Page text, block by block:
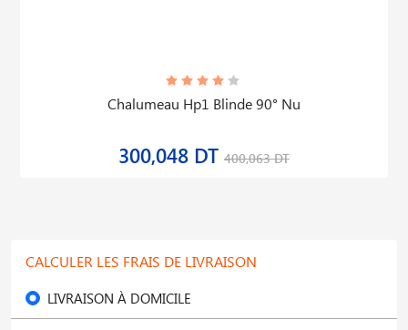
Chalumeau Hp1 Blinde 90° Nu
300,048 DT 400,063 DT
CALCULER LES FRAIS DE LIVRAISON
LIVRAISON À DOMICILE